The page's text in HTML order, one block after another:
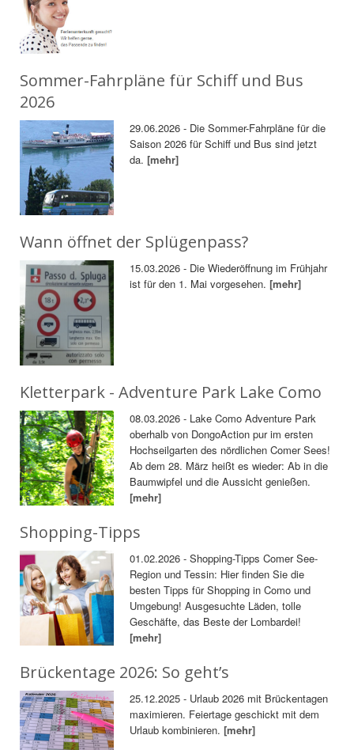
Sommer-Fahrpläne für Schiff und Bus
2026
29.06.2026 - Die Sommer-Fahrpläne für die
Saison 2026 für Schiff und Bus sind jetzt
da.[mehr]
Wann öffnet der Splügenpass?
15.03.2026 - Die Wiederöffnung im Frühjahr
ist für den 1. Mai vorgesehen.[mehr]
Kletterpark - Adventure Park Lake Como
08.03.2026 - Lake Como Adventure Park
oberhalb von DongoAction pur im ersten
Hochseilgarten des nördlichen Comer Sees!
Ab dem 28. März heißt es wieder: Ab in die
Baumwipfel und die Aussicht genießen.
[mehr]
Shopping-Tipps
01.02.2026 - Shopping-Tipps Comer See-
Region und Tessin: Hier finden Sie die
besten Tipps für Shopping in Como und
Umgebung! Ausgesuchte Läden, tolle
Geschäfte, das Beste der Lombardei!
[mehr]
Brückentage 2026: So geht’s
25.12.2025 - Urlaub 2026 mit Brückentagen
maximieren. Feiertage geschickt mit dem
Urlaub kombinieren.[mehr]